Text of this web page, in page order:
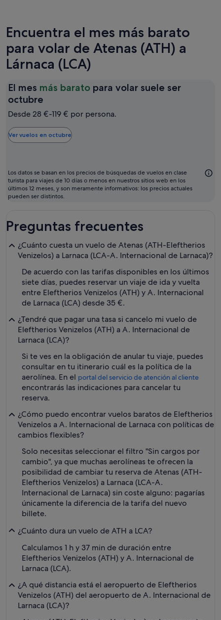
Encuentra el mes más barato
para volar de Atenas (ATH) a
Lárnaca (LCA)
El mes más barato para volar suele ser
octubre
mes
barato
para
suele
ser
octubre
Desde 28 €-119 € por persona.
Ver vuelos en octubre
Los datos se basan en los precios de búsquedas de vuelos en clase
turista para viajes de 10 días o menos en nuestros sitios web en los
últimos 12 meses, y son meramente informativos: los precios actuales
pueden ser distintos.
Preguntas frecuentes
¿Cuánto cuesta un vuelo de Atenas (ATH-Eleftherios
Venizelos) a Larnaca (LCA-A. Internacional de Larnaca)?
De acuerdo con las tarifas disponibles en los últimos
siete días, puedes reservar un viaje de ida y vuelta
entre Eleftherios Venizelos (ATH) y A. Internacional
de Larnaca (LCA) desde 35 €.
¿Tendré que pagar una tasa si cancelo mi vuelo de
Eleftherios Venizelos (ATH) a A. Internacional de
Larnaca (LCA)?
Si te ves en la obligación de anular tu viaje, puedes
consultar en tu itinerario cuál es la política de la
aerolínea. En el portal del servicio de atención al cliente
encontrarás las indicaciones para cancelar tu
reserva.
¿Cómo puedo encontrar vuelos baratos de Eleftherios
Venizelos a A. Internacional de Larnaca con políticas de
cambios flexibles?
Solo necesitas seleccionar el filtro "Sin cargos por
cambio", ya que muchas aerolíneas te ofrecen la
posibilidad de cambiar tu reserva de Atenas (ATH-
Eleftherios Venizelos) a Larnaca (LCA-A.
Internacional de Larnaca) sin coste alguno: pagarías
únicamente la diferencia de la tarifa del nuevo
billete.
¿Cuánto dura un vuelo de ATH a LCA?
Calculamos 1 h y 37 min de duración entre
Eleftherios Venizelos (ATH) y A. Internacional de
Larnaca (LCA).
¿A qué distancia está el aeropuerto de Eleftherios
Venizelos (ATH) del aeropuerto de A. Internacional de
Larnaca (LCA)?